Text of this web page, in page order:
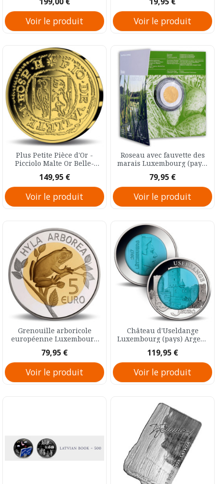
Voir le produit
2012
Voir le produit
Plus Petite Pièce d'Or -
Picciolo Malte Or Belle-
Prix
149,95 €
Voir le produit
Roseau avec fauvette des
marais Luxembourg (pays)
2018
Prix
79,95 €
Voir le produit
Grenouille arboricole
européenne Luxembourg
Prix
79,95 €
Voir le produit
Château d'Useldange
Luxembourg (pays) Argent
Prix
119,95 €
Voir le produit